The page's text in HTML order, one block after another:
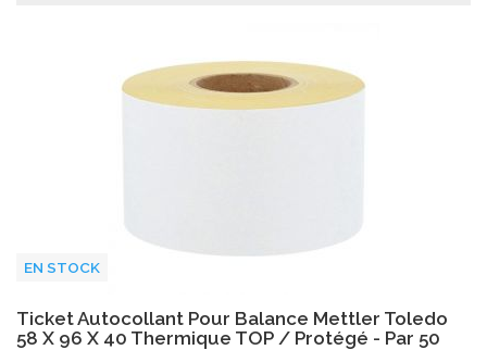
EN STOCK
Ticket Autocollant Pour Balance Mettler Toledo
58 X 96 X 40 Thermique TOP / Protégé - Par 50